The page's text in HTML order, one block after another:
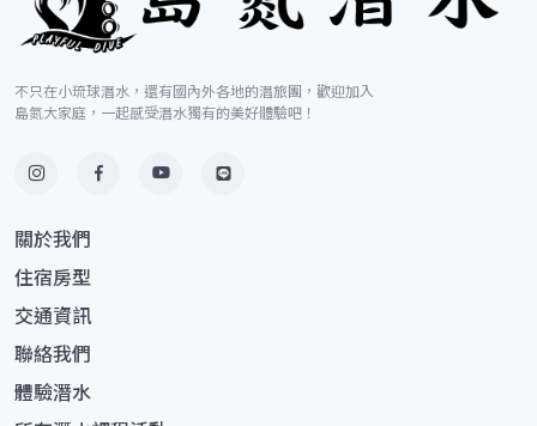
不只在小琉球潛水，還有國內外各地的潛旅團，歡迎加入
島氮大家庭，一起感受潛水獨有的美好體驗吧！
關於我們
住宿房型
交通資訊
聯絡我們
體驗潛水